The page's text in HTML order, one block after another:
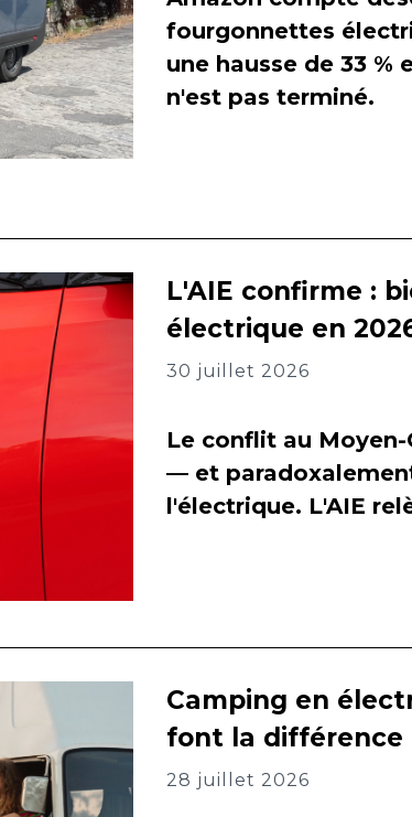
fourgonnettes
une hausse de 33 %
n'est pas terminé.
L'AIE confirme :
électrique en
30 juillet 2026
Le conflit au
— et
l'électrique. L'AIE
Camping en
font la différence
28 juillet 2026